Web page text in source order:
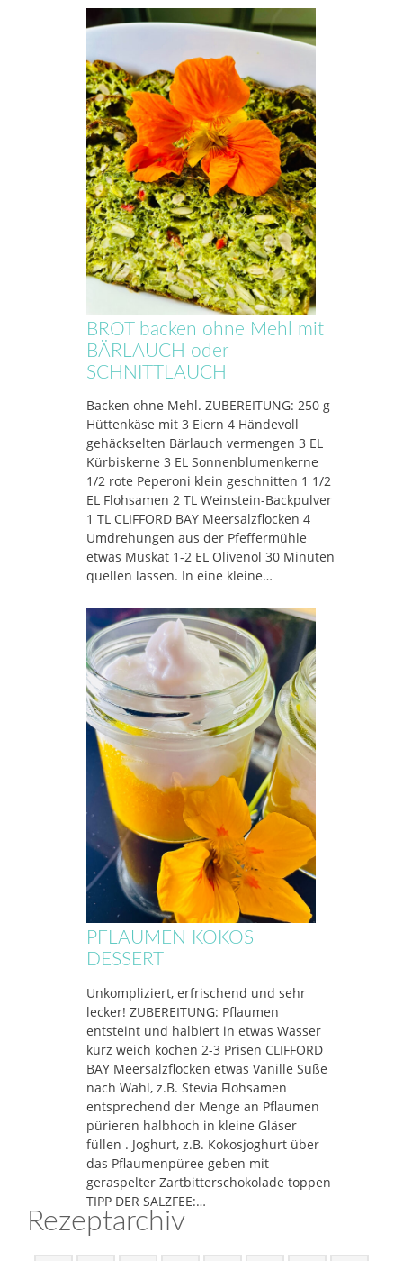
BROT backen ohne Mehl mit
BÄRLAUCH oder
SCHNITTLAUCH
Backen ohne Mehl. ZUBEREITUNG: 250 g
Hüttenkäse mit 3 Eiern 4 Händevoll
gehäckselten Bärlauch vermengen 3 EL
Kürbiskerne 3 EL Sonnenblumenkerne
1/2 rote Peperoni klein geschnitten 1 1/2
EL Flohsamen 2 TL Weinstein-Backpulver
1 TL CLIFFORD BAY Meersalzflocken 4
Umdrehungen aus der Pfeffermühle
etwas Muskat 1-2 EL Olivenöl 30 Minuten
quellen lassen. In eine kleine…
PFLAUMEN KOKOS
DESSERT
Unkompliziert, erfrischend und sehr
lecker! ZUBEREITUNG: Pflaumen
entsteint und halbiert in etwas Wasser
kurz weich kochen 2-3 Prisen CLIFFORD
BAY Meersalzflocken etwas Vanille Süße
nach Wahl, z.B. Stevia Flohsamen
entsprechend der Menge an Pflaumen
pürieren halbhoch in kleine Gläser
füllen . Joghurt, z.B. Kokosjoghurt über
das Pflaumenpüree geben mit
geraspelter Zartbitterschokolade toppen
TIPP DER SALZFEE:…
Rezeptarchiv